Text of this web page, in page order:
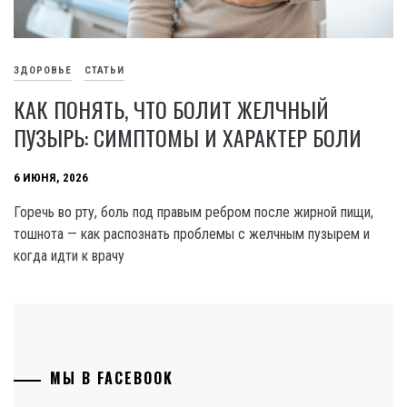
ЗДОРОВЬЕ СТАТЬИ
КАК ПОНЯТЬ, ЧТО БОЛИТ ЖЕЛЧНЫЙ
ПУЗЫРЬ: СИМПТОМЫ И ХАРАКТЕР БОЛИ
6 ИЮНЯ, 2026
Горечь во рту, боль под правым ребром после жирной пищи,
тошнота — как распознать проблемы с желчным пузырем и
когда идти к врачу
МЫ В FACEBOOK